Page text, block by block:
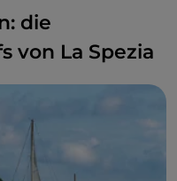
die
von La Spezia